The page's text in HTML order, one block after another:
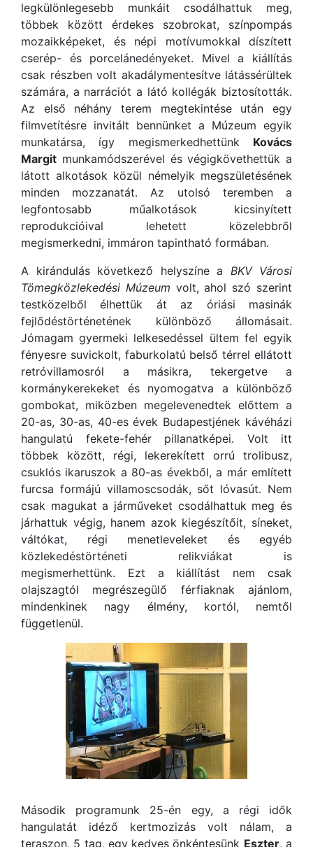
legkülönlegesebb munkáit csodálhattuk meg,
többek között érdekes szobrokat, színpompás
mozaikképeket, és népi motívumokkal díszített
cserép- és porcelánedényeket. Mivel a kiállítás
csak részben volt akadálymentesítve látássérültek
számára, a narrációt a látó kollégák biztosították.
Az első néhány terem megtekintése után egy
filmvetítésre invitált bennünket a Múzeum egyik
munkatársa, így megismerkedhettünk Kovács
Margit munkamódszerével és végigkövethettük a
látott alkotások közül némelyik megszületésének
minden mozzanatát. Az utolsó teremben a
legfontosabb műalkotások kicsinyített
reprodukcióival lehetett közelebbről
megismerkedni, immáron tapintható formában.
A kirándulás következő helyszíne a BKV Városi
Tömegközlekedési Múzeum volt, ahol szó szerint
testközelből élhettük át az óriási masinák
fejlődéstörténetének különböző állomásait.
Jómagam gyermeki lelkesedéssel ültem fel egyik
fényesre suvickolt, faburkolatú belső térrel ellátott
retróvillamosról a másikra, tekergetve a
kormánykerekeket és nyomogatva a különböző
gombokat, miközben megelevenedtek előttem a
20-as, 30-as, 40-es évek Budapestjének kávéházi
hangulatú fekete-fehér pillanatképei. Volt itt
többek között, régi, lekerekített orrú trolibusz,
csuklós ikaruszok a 80-as évekből, a már említett
furcsa formájú villamoscsodák, sőt lóvasút. Nem
csak magukat a járműveket csodálhattuk meg és
járhattuk végig, hanem azok kiegészítőit, síneket,
váltókat, régi menetleveleket és egyéb
közlekedéstörténeti relikviákat is
megismerhettünk. Ezt a kiállítást nem csak
olajszagtól megrészegülő férfiaknak ajánlom,
mindenkinek nagy élmény, kortól, nemtől
függetlenül.
Második programunk 25-én egy, a régi idők
hangulatát idéző kertmozizás volt nálam, a
teraszon, 5 tag, egy kedves önkéntesünk Eszter, a